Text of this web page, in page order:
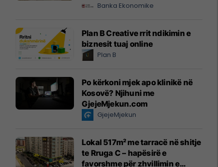
Banka Ekonomike
Plan B Creative rrit ndikimin e
biznesit tuaj online
Plan B
Po kërkoni mjek apo klinikë në
Kosovë? Njihuni me
GjejeMjekun.com
GjejeMjekun
Lokal 517m² me tarracë në shitje
te Rruga C – hapësirë e
favorshme për zhvillimin e